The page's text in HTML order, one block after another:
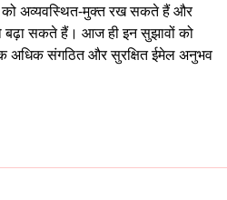
अव्यवस्थित-मुक्त रख सकते हैं और
बढ़ा सकते हैं। आज ही इन सुझावों को
अधिक संगठित और सुरक्षित ईमेल अनुभव